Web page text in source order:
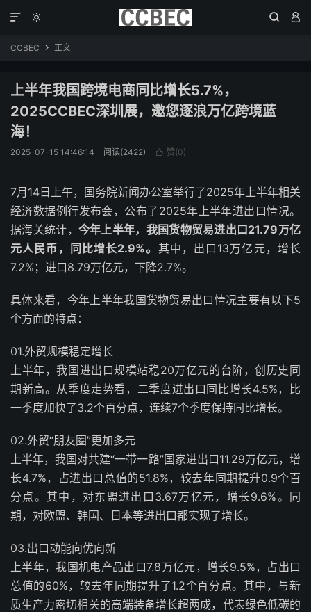
  

CCBEC  正文
上半年我国跨境电商同比增长5.7%，
2025CCBEC深圳展，邀您逐浪万亿跨境蓝
海！
2025-07-15 14:46:14 阅读(2422)  赞(0)
7月14日上午，国务院新闻办公室举行了2025年上半年相关
经济数据例行发布会，公布了2025年上半年进出口情况。
据海关统计， 今年上半年，我国货物贸易进出口21.79万亿
元人民币，同比增长2.9%。 其中，出口13万亿元，增长
7.2%；进口8.79万亿元，下降2.7%。
具体来看，今年上半年我国货物贸易出口情况主要有以下5
个方面的特点：
01.外贸规模稳定增长
上半年，我国进出口规模站稳20万亿元的台阶，创历史同
期新高。从季度走势看，二季度进出口同比增长4.5%，比
一季度加快了3.2个百分点，连续7个季度保持同比增长。
02.外贸“朋友圈”更加多元
上半年，我国对共建“一带一路”国家进出口11.29万亿元，增
长4.7%，占进出口总值的51.8%，较去年同期提升0.9个百
分点。其中，对东盟进出口3.67万亿元，增长9.6%。同
期，对欧盟、韩国、日本等进出口都实现了增长。
03.出口动能向优向新
上半年，我国机电产品出口7.8万亿元，增长9.5%，占出口
总值的60%，较去年同期提升了1.2个百分点。其中，与新
质生产力密切相关的高端装备增长超两成，代表绿色低碳的